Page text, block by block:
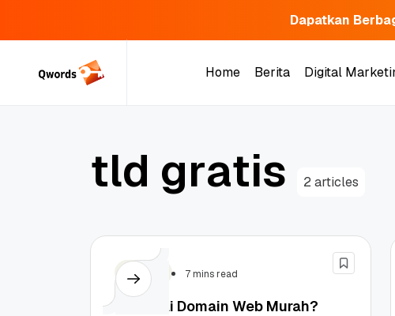
Dapatkan
Home
Berita
Digital
tld gratis 2 articles
Domain 7 mins read
Mau Beli Domain Web Murah?